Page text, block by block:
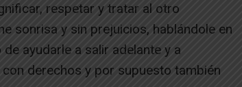
respetar y tratar al otro
sonrisa y sin prejuicios, hablándole en
ayudarle a salir adelante y a
derechos y por supuesto también